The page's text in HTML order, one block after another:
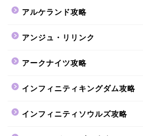
アルケランド攻略
アンジュ・リリンク
アークナイツ攻略
インフィニティキングダム攻略
インフィニティソウルズ攻略